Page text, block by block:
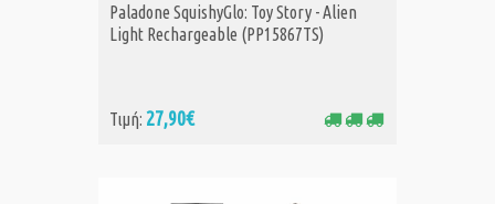
ΑΓΟΡΑ
Paladone SquishyGlo: Toy Story - Alien
Light Rechargeable (PP15867TS)
Τιμή: 27,90€